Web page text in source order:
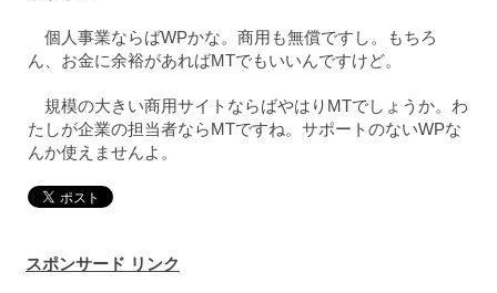
個人事業ならばWPかな。商用も無償ですし。もちろ
ん、お金に余裕があればMTでもいいんですけど。
規模の大きい商用サイトならばやはりMTでしょうか。わ
たしが企業の担当者ならMTですね。サポートのないWPな
んか使えませんよ。
スポンサード リンク